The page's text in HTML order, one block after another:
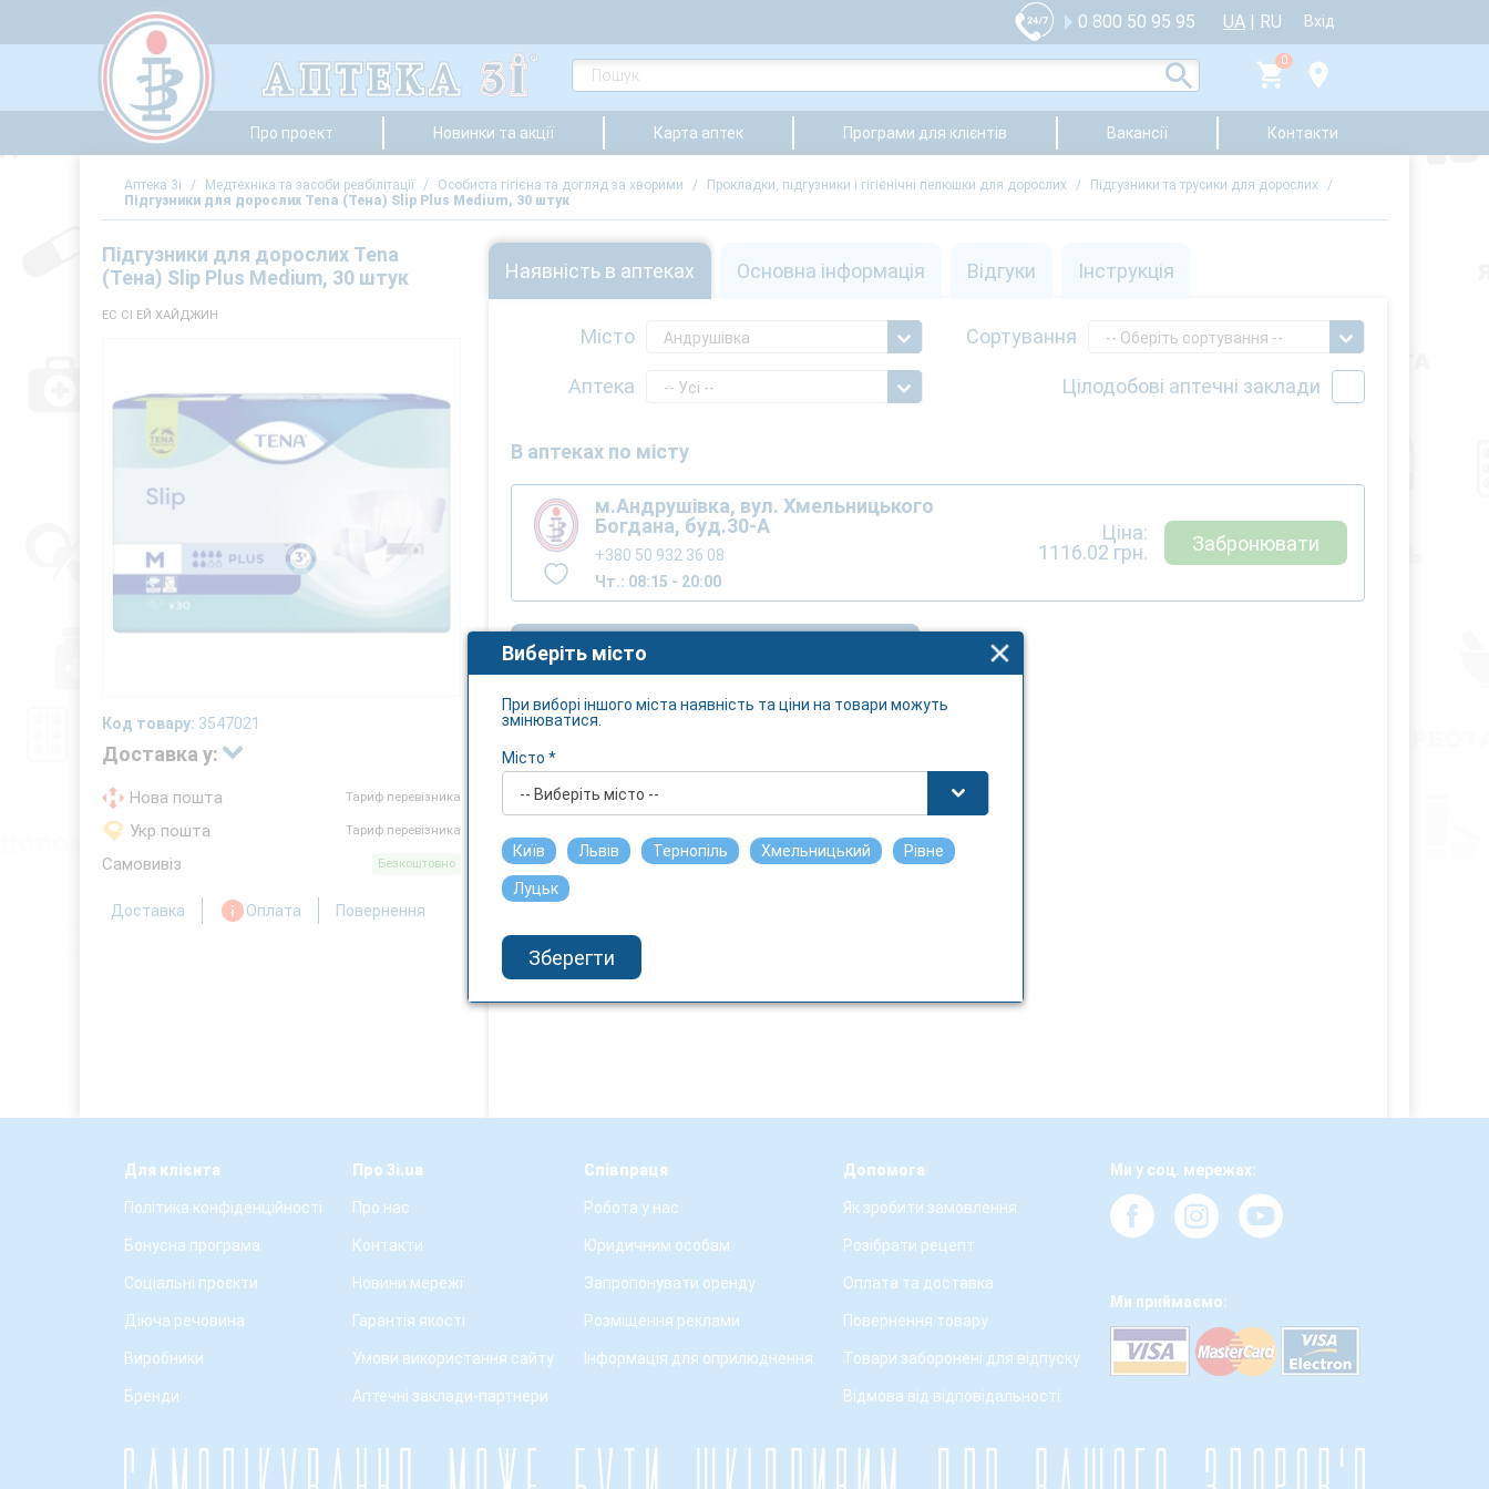
0 800 50 95 95 UA | RU Вхід
0
Про проект Новинки та акції Карта аптек Програми для клієнтів Вакансії Контакти
Аптека 3i / Медтехніка та засоби реабілітації / Особиста гігієна та догляд за хворими / Прокладки, підгузники і гігієнічні пелюшки для дорослих / Підгузники та трусики для дорослих /
Підгузники для дорослих Tena (Тена) Slip Plus Medium, 30 штук
Підгузники для дорослих Tena
(Тена) Slip Plus Medium, 30 штук
ЕС СІ ЕЙ ХАЙДЖИН
Код товару: 3547021
Доставка у:
Нова пошта Тариф перевізника
Укр пошта Тариф перевізника
Самовивіз Безкоштовно
Доставка Оплата Повернення
Наявність в аптеках Основна інформація Відгуки Інструкція
Місто Андрушівка
Аптека -- Усі --
Сортування -- Оберіть сортування --
Цілодобові аптечні заклади
В аптеках по місту
м.Андрушівка, вул. Хмельницького
Богдана, буд.30-А
+380 50 932 36 08
Чт.: 08:15 - 20:00
Ціна:
1116.02 грн. Забронювати
Переглянути наявність в інших містах
Для клієнта
Політика конфіденційності
Бонусна програма
Соціальні проєкти
Діюча речовина
Виробники
Бренди
Про 3i.ua
Про нас
Контакти
Новини мережі
Гарантія якості
Умови використання сайту
Аптечні заклади-партнери
Співпраця
Робота у нас
Юридичним особам
Запропонувати оренду
Розміщення реклами
Інформація для оприлюднення
Допомога
Як зробити замовлення
Розібрати рецепт
Оплата та доставка
Повернення товару
Товари заборонені для відпуску
Відмова від відповідальності
Ми у соц. мережах:
Ми приймаємо:
Виберіть місто
При виборі іншого міста наявність та ціни на товари можуть
змінюватися.
Місто *
-- Виберіть місто --
Київ Львів Тернопіль Хмельницький Рівне
Луцьк
Зберегти